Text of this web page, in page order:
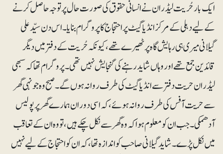
ایک بار حُریت لیڈران نے انسانی حقوق کی صورت حال پر توجہ حاصل کرنے
کے لیے دہلی کے مرکز انڈیا گیٹ پر احتجاج کا پروگرام بنایا۔ اس دن سیّد علی
گیلانی میری ہی رہایش گاہ پر ٹھیرے تھے، کیونکہ حُریت کے دفتر میں دیگر
قائدین جمع تھے اور وہاں شاید رہنے کی گنجایش نہیں تھی۔ پروگرام تھا کہ سبھی
لیڈران حریت دفتر سے انڈیا گیٹ کی طرف روانہ ہوں گے۔ صبح وہ جونہی گھر
سے حریت آفس کی طرف روانہ ہوئے، کہ اسی دوران ہمارے گھر پر پولیس
آدھمکی۔ جب ان کو معلوم ہوا کہ وہ گھر سے نکل چکے ہیں، تو وہ ان کے تعاقب
میں نکل پڑے۔ شاید گیلانی صاحب کو اندازہ تھا، کہ ان کو احتجاج کے لیے نہیں